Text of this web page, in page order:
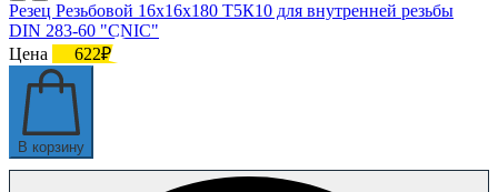
Резец Резьбовой 16х16х180 Т5К10 для внутренней резьбы
DIN 283-60 "CNIC"
Цена
622₽
В корзину